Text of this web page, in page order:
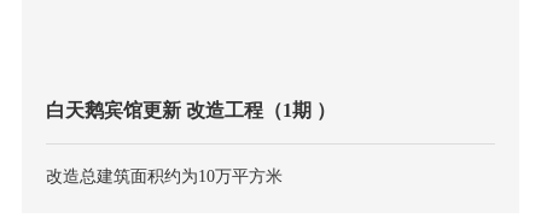
白天鹅宾馆更新 改造工程（1期 ）
改造总建筑面积约为10万平方米